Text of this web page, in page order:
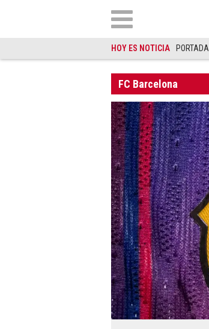
HOY ES NOTICIA PORTADA
FC Barcelona